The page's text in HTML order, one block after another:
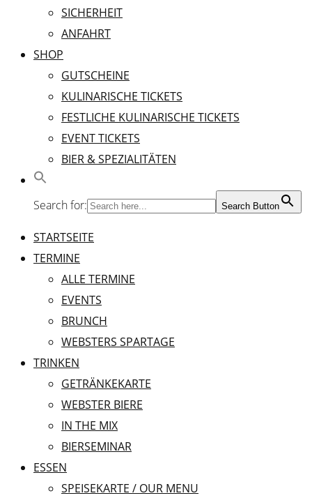
SICHERHEIT
ANFAHRT
SHOP
GUTSCHEINE
KULINARISCHE TICKETS
FESTLICHE KULINARISCHE TICKETS
EVENT TICKETS
BIER & SPEZIALITÄTEN
Search for: Search Button
STARTSEITE
TERMINE
ALLE TERMINE
EVENTS
BRUNCH
WEBSTERS SPARTAGE
TRINKEN
GETRÄNKEKARTE
WEBSTER BIERE
IN THE MIX
BIERSEMINAR
ESSEN
SPEISEKARTE / OUR MENU